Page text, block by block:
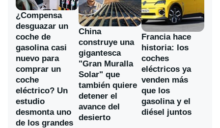
¿Compensa
desguazar un
coche de
gasolina casi
nuevo para
comprar un
coche
eléctrico? Un
estudio
desmonta uno
de los grandes
China
construye una
gigantesca
"Gran Muralla
Solar" que
también quiere
detener el
avance del
desierto
Francia hace
historia: los
coches
eléctricos ya
venden más
que los
gasolina y el
diésel juntos